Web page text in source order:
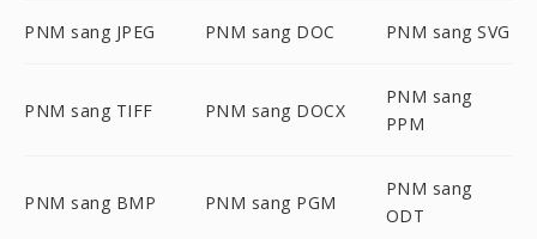
PNM sang JPEG PNM sang DOC PNM sang SVG
PNM sang TIFF PNM sang DOCX
PNM sang
PPM
PNM sang BMP PNM sang PGM
PNM sang
ODT